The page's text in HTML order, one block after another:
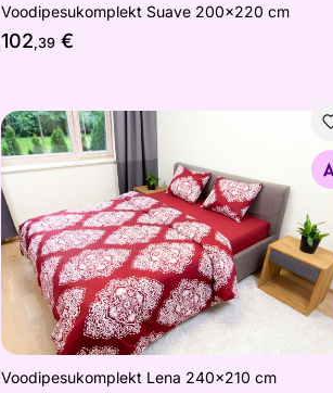
Voodipesukomplekt Suave 200x220 cm
102,39 €
Voodipesukomplekt Lena 240x210 cm
Otsi sarnaseid
Voodipesukomplekt Lena 240x210 cm